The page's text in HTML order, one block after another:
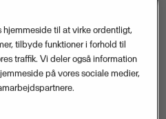
Visma sin ambitiøse
Med opkøbet af mySupply
førende leverandører af
og systemintegrationer
som selvstændig
til at virke ordentligt,
tilbyde funktioner i forhold til
traffik. Vi deler også information
på vores sociale medier,